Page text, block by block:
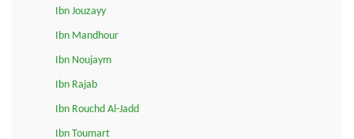
Ibn Jouzayy
Ibn Mandhour
Ibn Noujaym
Ibn Rajab
Ibn Rouchd Al-Jadd
Ibn Toumart